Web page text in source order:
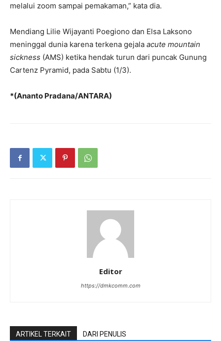
melalui zoom sampai pemakaman,” kata dia.
Mendiang Lilie Wijayanti Poegiono dan Elsa Laksono
meninggal dunia karena terkena gejala acute mountain
sickness (AMS) ketika hendak turun dari puncak Gunung
Cartenz Pyramid, pada Sabtu (1/3).
*(Ananto Pradana/ANTARA)
Editor
https://dmkcomm.com
ARTIKEL TERKAIT DARI PENULIS